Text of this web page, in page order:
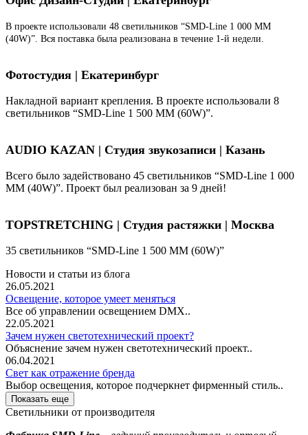
В проекте использовали 48 светильников “SMD-Line 1 000 ММ
(40W)”. Вся поставка была реализована в течение 1-й недели.
Фотостудия | Екатеринбург
Накладной вариант крепления. В проекте использовали 8
светильников “SMD-Line 1 500 ММ (60W)”.
AUDIO KAZAN | Студия звукозаписи | Казань
Всего было задействовано 45 светильников “SMD-Line 1 000
ММ (40W)”. Проект был реализован за 9 дней!
TOPSTRETCHING | Студия растяжки | Москва
35 светильников “SMD-Line 1 500 ММ (60W)”
Новости и статьи из блога
26.05.2021
Освещение, которое умеет меняться
Все об управлении освещением DMX..
22.05.2021
Зачем нужен светотехнический проект?
Объяснение зачем нужен светотехнический проект..
06.04.2021
Свет как отражение бренда
Выбор освещения, которое подчеркнет фирменный стиль..
Показать еще
Светильники от производителя